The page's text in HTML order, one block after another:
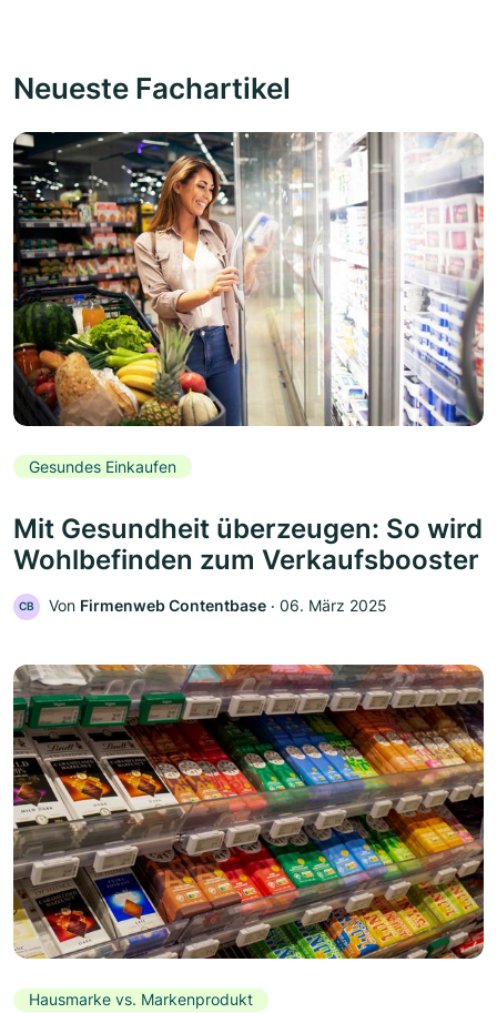
Neueste Fachartikel
Gesundes Einkaufen
Mit Gesundheit überzeugen: So wird
Wohlbefinden zum Verkaufsbooster
CB Von Firmenweb Contentbase ‧ 06. März 2025
Hausmarke vs. Markenprodukt